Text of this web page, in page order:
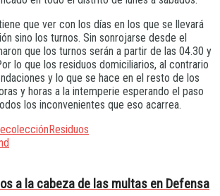
que ver con los días en los que se llevará
sino los turnos. Sin sonrojarse desde el
que los turnos serán a partir de las 04.30 y
lo que los residuos domiciliarios, al contrario
y lo que se hace en el resto de los
y horas a la intemperie esperando el paso
los inconvenientes que eso acarrea.
Residuos
a la cabeza de las multas en Defensa